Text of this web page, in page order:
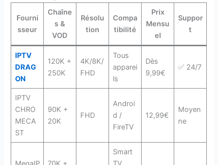
Fourni
sseur
Chaîne
s &
VOD
Résolu
tion
Compa
tibilité
Prix
Mensu
el
Suppor
t
IPTV
DRAG
ON
120K +
250K
4K/8K/
FHD
Tous
apparei
ls
Dès
9,99€
✅ 24/7
IPTV
CHRO
MECA
ST
90K +
20K
FHD
Androi
d /
FireTV
12,99€
Moyen
ne
Smart